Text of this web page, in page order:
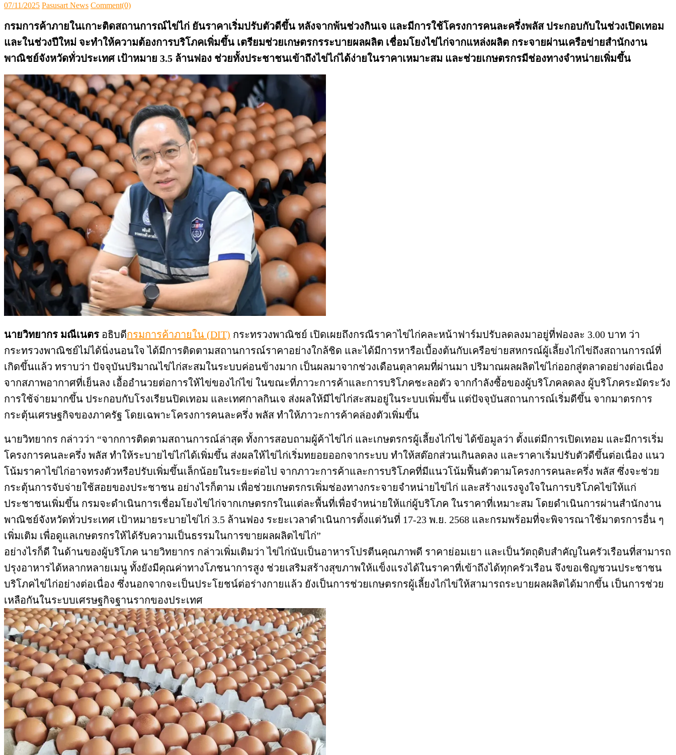
Posted
07/11/2025 Author
Pasusart News Comment(0)
กรมการค้าภายในเกาะติดสถานการณ์ไข่ไก่ ยันราคาเริ่มปรับตัวดีขึ้น หลังจากพ้นช่วงกินเจ และมีการใช้โครงการคนละครึ่งพลัส ประกอบกับในช่วงเปิดเทอม
และในช่วงปีใหม่ จะทำให้ความต้องการบริโภคเพิ่มขึ้น เตรียมช่วยเกษตรกรระบายผลผลิต เชื่อมโยงไข่ไก่จากแหล่งผลิต กระจายผ่านเครือข่ายสำนักงาน
พาณิชย์จังหวัดทั่วประเทศ เป้าหมาย 3.5 ล้านฟอง ช่วยทั้งประชาชนเข้าถึงไข่ไก่ได้ง่ายในราคาเหมาะสม และช่วยเกษตรกรมีช่องทางจำหน่ายเพิ่มขึ้น
นายวิทยากร มณีเนตร อธิบดีกรมการค้าภายใน (DIT) กระทรวงพาณิชย์ เปิดเผยถึงกรณีราคาไข่ไก่คละหน้าฟาร์มปรับลดลงมาอยู่ที่ฟองละ 3.00 บาท ว่า
กระทรวงพาณิชย์ไม่ได้นิ่งนอนใจ ได้มีการติดตามสถานการณ์ราคาอย่างใกล้ชิด และได้มีการหารือเบื้องต้นกับเครือข่ายสหกรณ์ผู้เลี้ยงไก่ไข่ถึงสถานการณ์ที่
เกิดขึ้นแล้ว ทราบว่า ปัจจุบันปริมาณไข่ไก่สะสมในระบบค่อนข้างมาก เป็นผลมาจากช่วงเดือนตุลาคมที่ผ่านมา ปริมาณผลผลิตไข่ไก่ออกสู่ตลาดอย่างต่อเนื่อง
จากสภาพอากาศที่เย็นลง เอื้ออำนวยต่อการให้ไข่ของไก่ไข่ ในขณะที่ภาวะการค้าและการบริโภคชะลอตัว จากกำลังซื้อของผู้บริโภคลดลง ผู้บริโภคระมัดระวัง
การใช้จ่ายมากขึ้น ประกอบกับโรงเรียนปิดเทอม และเทศกาลกินเจ ส่งผลให้มีไข่ไก่สะสมอยู่ในระบบเพิ่มขึ้น แต่ปัจจุบันสถานการณ์เริ่มดีขึ้น จากมาตรการ
กระตุ้นเศรษฐกิจของภาครัฐ โดยเฉพาะโครงการคนละครึ่ง พลัส ทำให้ภาวะการค้าคล่องตัวเพิ่มขึ้น
นายวิทยากร กล่าวว่า “จากการติดตามสถานการณ์ล่าสุด ทั้งการสอบถามผู้ค้าไข่ไก่ และเกษตรกรผู้เลี้ยงไก่ไข่ ได้ข้อมูลว่า ตั้งแต่มีการเปิดเทอม และมีการเริ่ม
โครงการคนละครึ่ง พลัส ทำให้ระบายไข่ไก่ได้เพิ่มขึ้น ส่งผลให้ไข่ไก่เริ่มทยอยออกจากระบบ ทำให้สต๊อกส่วนเกินลดลง และราคาเริ่มปรับตัวดีขึ้นต่อเนื่อง แนว
โน้มราคาไข่ไก่อาจทรงตัวหรือปรับเพิ่มขึ้นเล็กน้อยในระยะต่อไป จากภาวะการค้าและการบริโภคที่มีแนวโน้มฟื้นตัวตามโครงการคนละครึ่ง พลัส ซึ่งจะช่วย
กระตุ้นการจับจ่ายใช้สอยของประชาชน อย่างไรก็ตาม เพื่อช่วยเกษตรกรเพิ่มช่องทางกระจายจำหน่ายไข่ไก่ และสร้างแรงจูงใจในการบริโภคไข่ให้แก่
ประชาชนเพิ่มขึ้น กรมจะดำเนินการเชื่อมโยงไข่ไก่จากเกษตรกรในแต่ละพื้นที่เพื่อจำหน่ายให้แก่ผู้บริโภค ในราคาที่เหมาะสม โดยดำเนินการผ่านสำนักงาน
พาณิชย์จังหวัดทั่วประเทศ เป้าหมายระบายไข่ไก่ 3.5 ล้านฟอง ระยะเวลาดำเนินการตั้งแต่วันที่ 17-23 พ.ย. 2568 และกรมพร้อมที่จะพิจารณาใช้มาตรการอื่น ๆ
เพิ่มเติม เพื่อดูแลเกษตรกรให้ได้รับความเป็นธรรมในการขายผลผลิตไข่ไก่”
อย่างไรก็ดี ในด้านของผู้บริโภค นายวิทยากร กล่าวเพิ่มเติมว่า ไข่ไก่นับเป็นอาหารโปรตีนคุณภาพดี ราคาย่อมเยา และเป็นวัตถุดิบสำคัญในครัวเรือนที่สามารถ
ปรุงอาหารได้หลากหลายเมนู ทั้งยังมีคุณค่าทางโภชนาการสูง ช่วยเสริมสร้างสุขภาพให้แข็งแรงได้ในราคาที่เข้าถึงได้ทุกครัวเรือน จึงขอเชิญชวนประชาชน
บริโภคไข่ไก่อย่างต่อเนื่อง ซึ่งนอกจากจะเป็นประโยชน์ต่อร่างกายแล้ว ยังเป็นการช่วยเกษตรกรผู้เลี้ยงไก่ไข่ให้สามารถระบายผลผลิตได้มากขึ้น เป็นการช่วย
เหลือกันในระบบเศรษฐกิจฐานรากของประเทศ